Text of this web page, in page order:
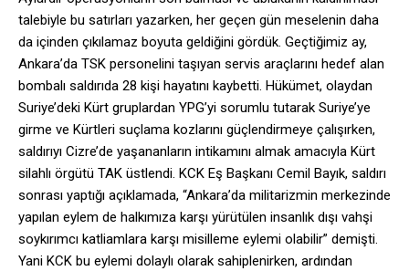
talebiyle bu satırları yazarken, her geçen gün meselenin daha
da içinden çıkılamaz boyuta geldiğini gördük. Geçtiğimiz ay,
Ankara’da TSK personelini taşıyan servis araçlarını hedef alan
bombalı saldırıda 28 kişi hayatını kaybetti. Hükümet, olaydan
Suriye’deki Kürt gruplardan YPG’yi sorumlu tutarak Suriye’ye
girme ve Kürtleri suçlama kozlarını güçlendirmeye çalışırken,
saldırıyı Cizre’de yaşananların intikamını almak amacıyla Kürt
silahlı örgütü TAK üstlendi. KCK Eş Başkanı Cemil Bayık, saldırı
sonrası yaptığı açıklamada, “Ankara’da militarizmin merkezinde
yapılan eylem de halkımıza karşı yürütülen insanlık dışı vahşi
soykırımcı katliamlara karşı misilleme eylemi olabilir” demişti.
Yani KCK bu eylemi dolaylı olarak sahiplenirken, ardından